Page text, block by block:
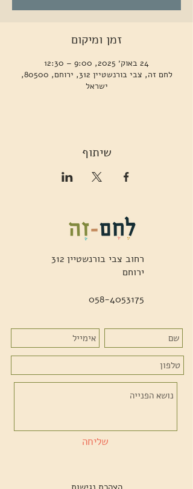
זמן ומיקום
24 באוק׳ 2025, 9:00 – 12:30
לחם זה, צבי בורנשטיין 312, ירוחם, 80500,
ישראל
שיתוף
רחוב צבי בורנשטיין 312
ירוחם
058-4053175
שליחה